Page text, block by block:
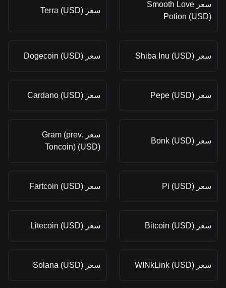
سعر Smooth Love
Potion (USD)
سعر Terra (USD)
سعر Shiba Inu (USD) سعر Dogecoin (USD)
سعر Pepe (USD) سعر Cardano (USD)
سعر Bonk (USD)
سعر Gram (prev.
Toncoin) (USD)
سعر Pi (USD) سعر Fartcoin (USD)
سعر Bitcoin (USD) سعر Litecoin (USD)
سعر WINkLink (USD) سعر Solana (USD)